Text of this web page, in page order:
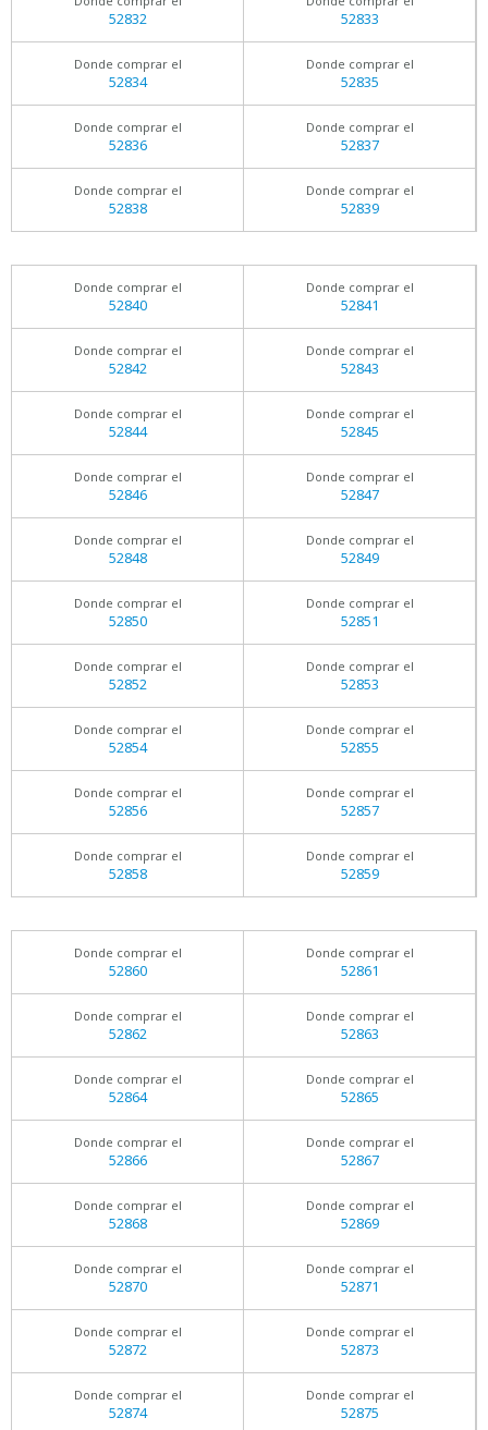
52832 52833
Donde comprar el
52834
Donde comprar el
52835
Donde comprar el
52836
Donde comprar el
52837
Donde comprar el
52838
Donde comprar el
52839
Donde comprar el
52840
Donde comprar el
52841
Donde comprar el
52842
Donde comprar el
52843
Donde comprar el
52844
Donde comprar el
52845
Donde comprar el
52846
Donde comprar el
52847
Donde comprar el
52848
Donde comprar el
52849
Donde comprar el
52850
Donde comprar el
52851
Donde comprar el
52852
Donde comprar el
52853
Donde comprar el
52854
Donde comprar el
52855
Donde comprar el
52856
Donde comprar el
52857
Donde comprar el
52858
Donde comprar el
52859
Donde comprar el
52860
Donde comprar el
52861
Donde comprar el
52862
Donde comprar el
52863
Donde comprar el
52864
Donde comprar el
52865
Donde comprar el
52866
Donde comprar el
52867
Donde comprar el
52868
Donde comprar el
52869
Donde comprar el
52870
Donde comprar el
52871
Donde comprar el
52872
Donde comprar el
52873
Donde comprar el
52874
Donde comprar el
52875